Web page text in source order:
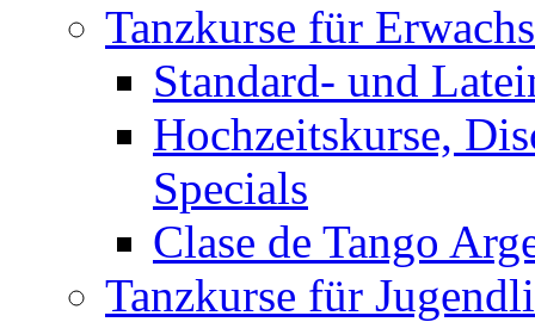
Tanzkurse für
Standard- und
Hochzeitskurse,
Specials
Clase de Tango
Tanzkurse für